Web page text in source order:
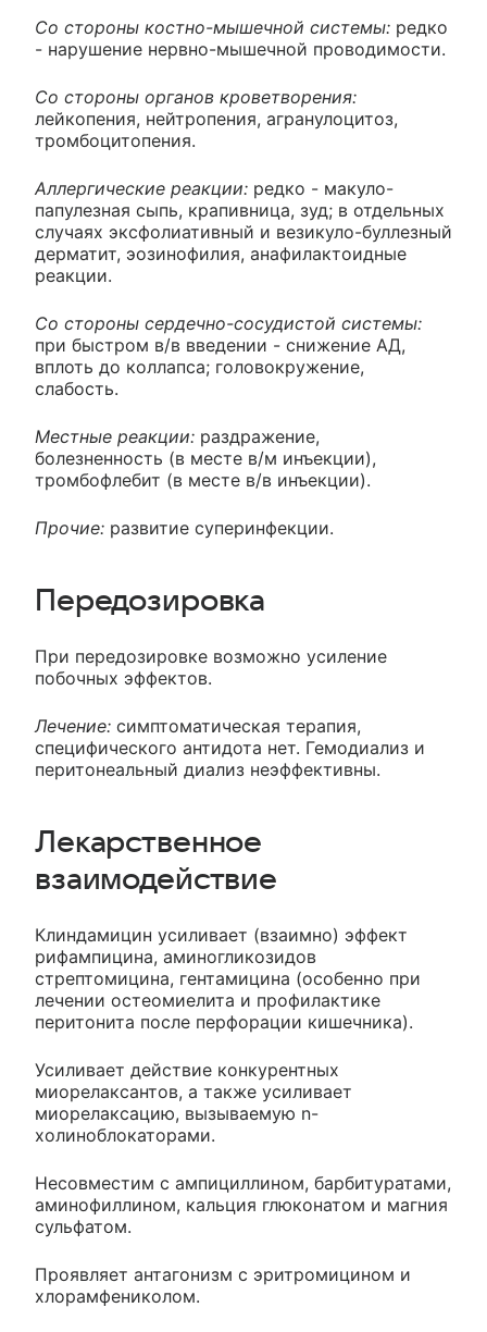
Со стороны костно-мышечной системы: редко
- нарушение нервно-мышечной проводимости.
Со стороны органов кроветворения:
лейкопения, нейтропения, агранулоцитоз,
тромбоцитопения.
Аллергические реакции: редко - макуло-
папулезная сыпь, крапивница, зуд; в отдельных
случаях эксфолиативный и везикуло-буллезный
дерматит, эозинофилия, анафилактоидные
реакции.
Со стороны сердечно-сосудистой системы:
при быстром в/в введении - снижение АД,
вплоть до коллапса; головокружение,
слабость.
Местные реакции: раздражение,
болезненность (в месте в/м инъекции),
тромбофлебит (в месте в/в инъекции).
Прочие: развитие суперинфекции.
Передозировка
При передозировке возможно усиление
побочных эффектов.
Лечение: симптоматическая терапия,
специфического антидота нет. Гемодиализ и
перитонеальный диализ неэффективны.
Лекарственное
взаимодействие
Клиндамицин усиливает (взаимно) эффект
рифампицина, аминогликозидов
стрептомицина, гентамицина (особенно при
лечении остеомиелита и профилактике
перитонита после перфорации кишечника).
Усиливает действие конкурентных
миорелаксантов, а также усиливает
миорелаксацию, вызываемую n-
холиноблокаторами.
Несовместим с ампициллином, барбитуратами,
аминофиллином, кальция глюконатом и магния
сульфатом.
Проявляет антагонизм с эритромицином и
хлорамфениколом.